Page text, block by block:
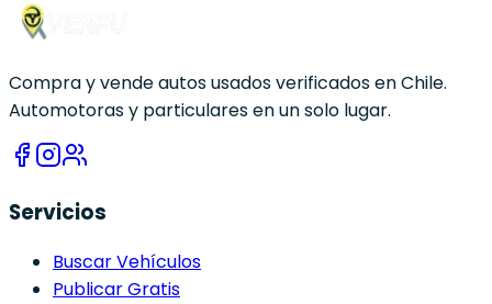
Compra y vende autos usados verificados en Chile.
Automotoras y particulares en un solo lugar.
Servicios
Buscar Vehículos
Publicar Gratis